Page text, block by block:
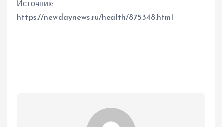
Источник:
https://newdaynews.ru/health/875348.html